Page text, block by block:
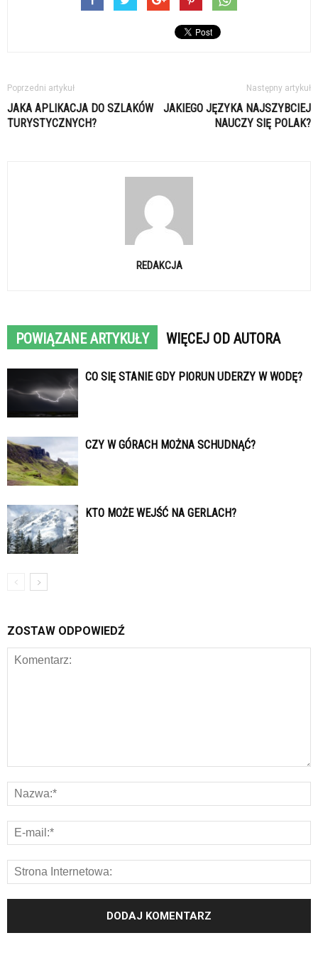
Poprzedni artykuł
JAKA APLIKACJA DO SZLAKÓW
TURYSTYCZNYCH?
Następny artykuł
JAKIEGO JĘZYKA NAJSZYBCIEJ
NAUCZY SIĘ POLAK?
REDAKCJA
POWIĄZANE ARTYKUŁY WIĘCEJ OD AUTORA
CO SIĘ STANIE GDY PIORUN UDERZY W WODĘ?
CZY W GÓRACH MOŻNA SCHUDNĄĆ?
KTO MOŻE WEJŚĆ NA GERLACH?
ZOSTAW ODPOWIEDŹ